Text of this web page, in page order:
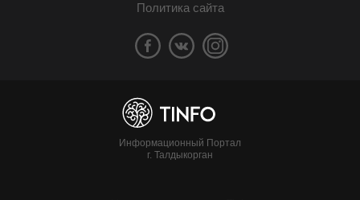
Политика сайта
Информационный Портал
г. Талдыкорган